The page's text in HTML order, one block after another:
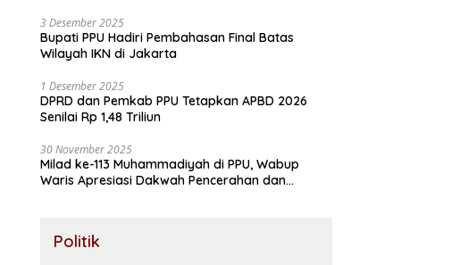
3 Desember 2025
Bupati PPU Hadiri Pembahasan Final Batas
Wilayah IKN di Jakarta
1 Desember 2025
DPRD dan Pemkab PPU Tetapkan APBD 2026
Senilai Rp 1,48 Triliun
30 November 2025
Milad ke-113 Muhammadiyah di PPU, Wabup
Waris Apresiasi Dakwah Pencerahan dan
Politik